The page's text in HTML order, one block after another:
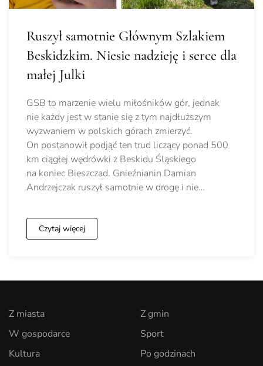
Ruszył samotnie Głównym Szlakiem
Beskidzkim. Niesie nadzieję i serce dla
małej Julki
GSB to marzenie wielu miłośników gór, jednak
nie każdy jest w stanie się z tym najdłuższym
wyzwaniem w polskich górach zmierzyć.
On postanowił podjąć ten trud liczący ponad 500
km ciągłej wędrówki z Beskidu Śląskiego
na koniec Bieszczad. Gnieźnianin Damian
Andrzejczak ruszył samotnie w drogę i nie…
Czytaj więcej
Z miasta
W gospodarce
Kultura
Z gmin
Sport
Po godzinach